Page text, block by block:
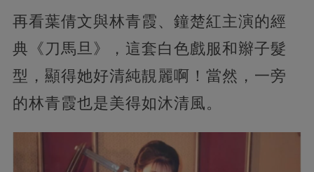
再看葉倩文與林青霞、鐘楚紅主演的經
典《刀馬旦》，這套白色戲服和辮子髮
型，顯得她好清純靚麗啊！當然，一旁
的林青霞也是美得如沐清風。